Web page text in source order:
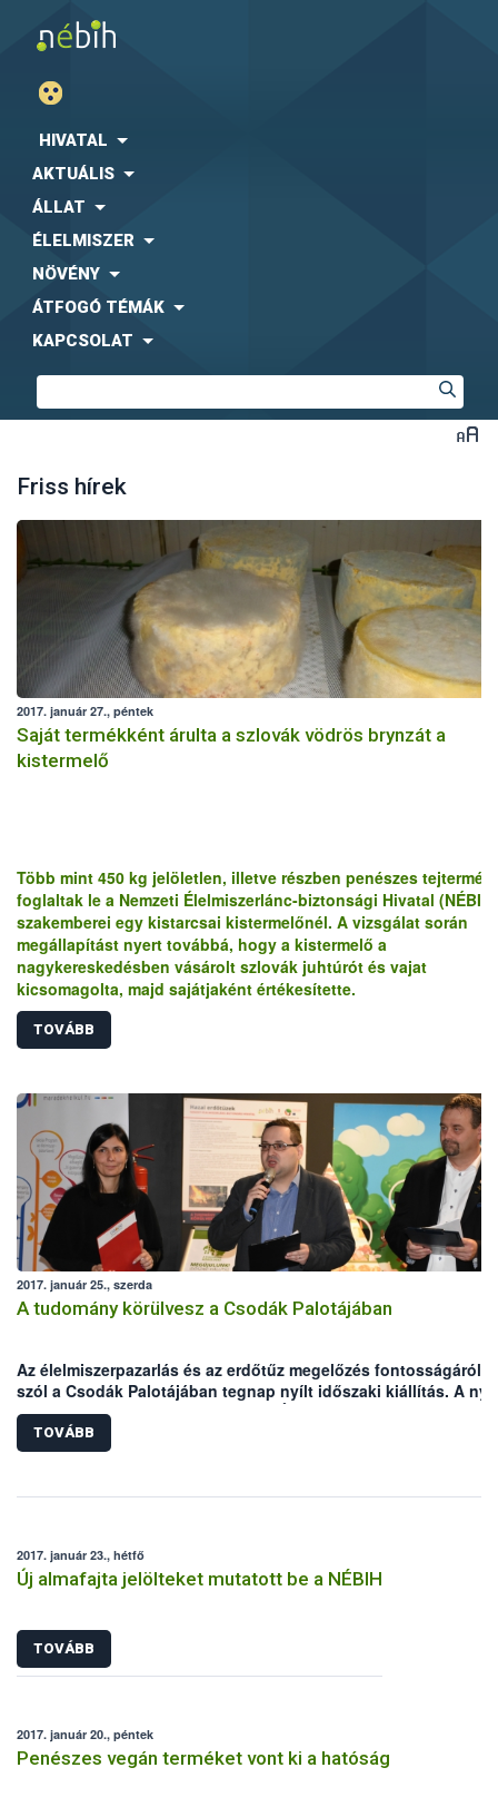
HIVATAL
AKTUÁLIS
ÁLLAT
ÉLELMISZER
NÖVÉNY
ÁTFOGÓ TÉMÁK
KAPCSOLAT
Friss hírek
2017. január 27., péntek
Saját termékként árulta a szlovák vödrös brynzát a
kistermelő
Több mint 450 kg jelöletlen, illetve részben penészes
foglaltak le a Nemzeti Élelmiszerlánc-biztonsági Hivatal (NÉBIH)
szakemberei egy kistarcsai kistermelőnél. A vizsgálat során
megállapítást nyert továbbá, hogy a kistermelő a
nagykereskedésben vásárolt szlovák juhtúrót és vajat
kicsomagolta, majd sajátjaként értékesítette.
TOVÁBB
2017. január 25., szerda
A tudomány körülvesz a Csodák Palotájában
Az élelmiszerpazarlás és az erdőtűz megelőzés fontosságáról is
szól a Csodák Palotájában tegnap nyílt időszaki kiállítás. A
szakmai partner, köztük a Nemzeti Élelmiszerlánc-biztonsági
Hivatal (NÉBIH), közreműködésével megvalósított tárlat a
körülöttünk lévő világ tudományos kihívásaira, elsősorban a
körülvesz” címet viselő interaktív kiállítás augusztus végéig
TOVÁBB
2017. január 23., hétfő
Új almafajta jelölteket mutatott be a NÉBIH
TOVÁBB
2017. január 20., péntek
Penészes vegán terméket vont ki a hatóság